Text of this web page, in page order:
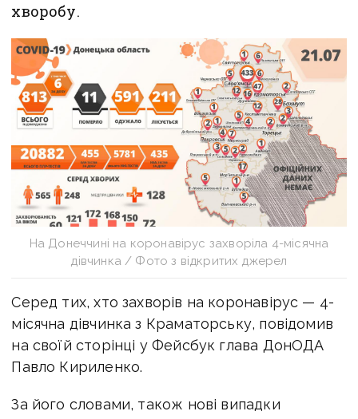
хворобу.
На Донеччині на коронавірус захворіла 4-місячна
дівчинка / Фото з відкритих джерел
Серед тих, хто захворів на коронавірус — 4-
місячна дівчинка з Краматорську, повідомив
на своїй сторінці у Фейсбук глава ДонОДА
Павло Кириленко.
За його словами, також нові випадки